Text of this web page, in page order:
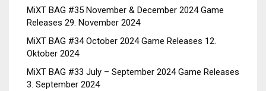
MiXT BAG #35 November & December 2024 Game
Releases 29. November 2024
MiXT BAG #34 October 2024 Game Releases 12.
Oktober 2024
MiXT BAG #33 July – September 2024 Game Releases
3. September 2024